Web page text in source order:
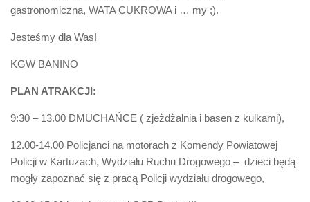
gastronomiczna, WATA CUKROWA i … my ;).
Jesteśmy dla Was!
KGW BANINO
PLAN ATRAKCJI:
9:30 – 13.00 DMUCHAŃCE ( zjeżdżalnia i basen z kulkami),
12.00-14.00 Policjanci na motorach z Komendy Powiatowej
Policji w Kartuzach, Wydziału Ruchu Drogowego – dzieci będą
mogły zapoznać się z pracą Policji wydziału drogowego,